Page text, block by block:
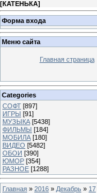
[КАТЕНЬКА]
Форма входа
Меню сайта
Главная страница
Categories
СОФТ [897]
ИГРЫ [91]
МУЗЫКА [5438]
ФИЛЬМЫ [184]
МОБИЛА [180]
ВИДЕО [5482]
ОБОИ [390]
ЮМОР [354]
РАЗНОЕ [1288]
Главная » 2016 » Декабрь » 17